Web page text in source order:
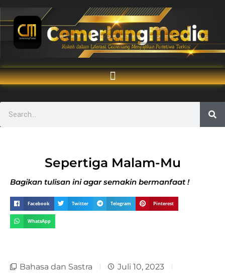
Sepertiga Malam-Mu
Bagikan tulisan ini agar semakin bermanfaat !
Facebook Twitter Telegram Pinterest
WhatsApp
Bahasa dan Sastra
Juli 10, 2023